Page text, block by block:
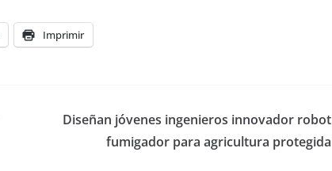
Imprimir
Diseñan jóvenes ingenieros innovador robot
fumigador para agricultura protegida